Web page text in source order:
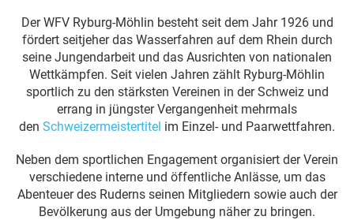
Der WFV Ryburg-Möhlin besteht seit dem Jahr 1926 und
fördert seitjeher das Wasserfahren auf dem Rhein durch
seine Jungendarbeit und das Ausrichten von nationalen
Wettkämpfen. Seit vielen Jahren zählt Ryburg-Möhlin
sportlich zu den stärksten Vereinen in der Schweiz und
errang in jüngster Vergangenheit mehrmals
den Schweizermeistertitel im Einzel- und Paarwettfahren.
Neben dem sportlichen Engagement organisiert der Verein
verschiedene interne und öffentliche Anlässe, um das
Abenteuer des Ruderns seinen Mitgliedern sowie auch der
Bevölkerung aus der Umgebung näher zu bringen.